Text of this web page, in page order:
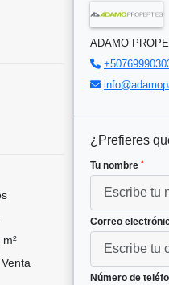
m²
Venta
ADAMO
¿Prefieres
Tu nombre *
Correo
Número de